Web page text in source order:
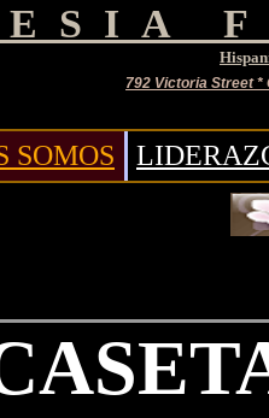
E S I A
792 Victoria Street *
SOMOS